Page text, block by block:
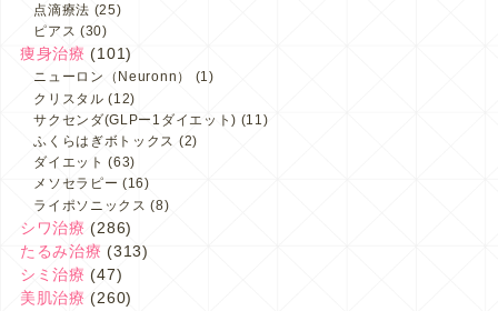
点滴療法 (25)
ピアス (30)
痩身治療 (101)
ニューロン（Neuronn）
(1)
クリスタル (12)
サクセンダ(GLPー1ダイエット) (11)
ふくらはぎボトックス (2)
ダイエット (63)
メソセラピー (16)
ライポソニックス (8)
シワ治療 (286)
たるみ治療 (313)
シミ治療 (47)
美肌治療 (260)